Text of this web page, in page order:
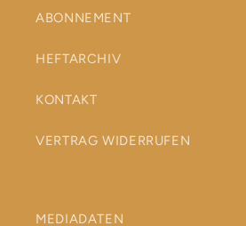
ABONNEMENT
HEFTARCHIV
KONTAKT
VERTRAG WIDERRUFEN
MEDIADATEN